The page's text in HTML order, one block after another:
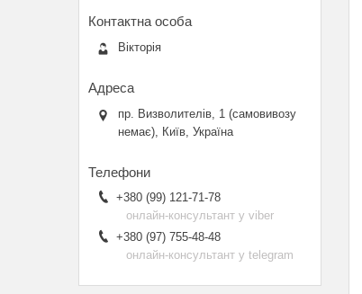
Вікторія
пр. Визволителів, 1 (самовивозу
немає), Київ, Україна
+380 (99) 121-71-78
онлайн-консультант у viber
+380 (97) 755-48-48
онлайн-консультант у telegram